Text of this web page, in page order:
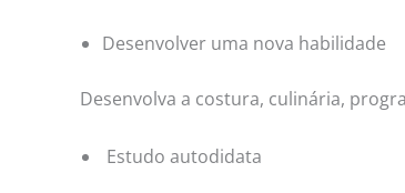
Desenvolver uma nova habilidade
Desenvolva a costura, culinária,
Estudo autodidata